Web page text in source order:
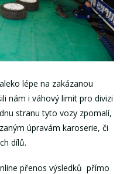
lépe na zakázanou
nám i váhový limit pro divizi
stranu tyto vozy zpomalí,
úpravám karoserie, či
dílů.
přenos výsledků přímo